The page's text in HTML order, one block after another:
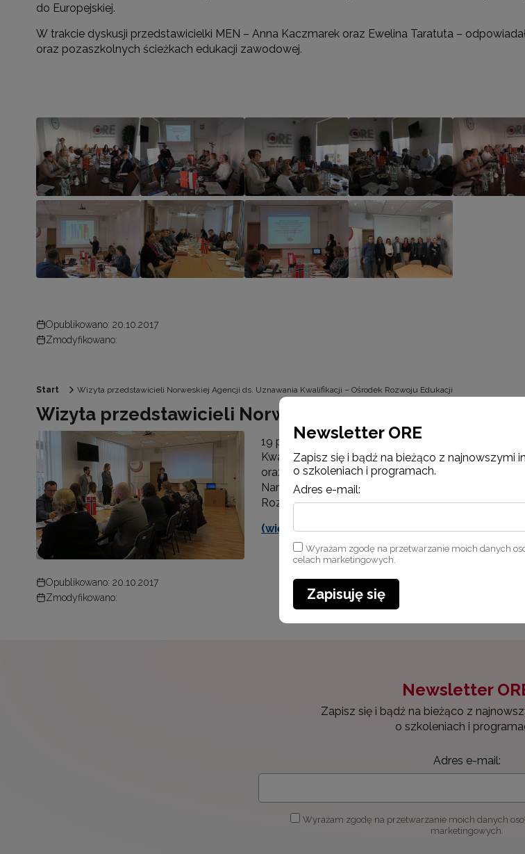
do Europejskiej.
W trakcie dyskusji przedstawicielki MEN – Anna Kaczmarek oraz Ewelina Taratuta –
oraz pozaszkolnych ścieżkach edukacji zawodowej.
Opublikowano: 20.10.2017
Zmodyfikowano:
Start Wizyta przedstawicieli Norweskiej Agencji ds. Uznawania Kwalifikacji – Ośrodek Rozwoju Edukacji
Wizyta przedstawicieli Norweskiej Agencji ds.
19 października w Ośrodku Rozwoju Edukacji
Kwalifikacji Zawodowych oraz Zagranicznego
oraz Silje Molander. Podczas spotkania o
Narodowej (MEN), Ministerstwa Nauki i
Rozwoju Edukacji (ORE).
(więcej…)
Opublikowano: 20.10.2017
Zmodyfikowano:
Newsletter
Zapisz się i bądź na bieżąco z
o szkoleniach i
Adres e-mail:
Wyrażam zgodę na przetwarzanie moich danych
marketingowych.
Newsletter ORE
Zapisz się i bądź na bieżąco z najnowszymi
o szkoleniach i programach.
Adres e-mail:
Wyrażam zgodę na przetwarzanie moich danych
celach marketingowych.
Zapisuję się